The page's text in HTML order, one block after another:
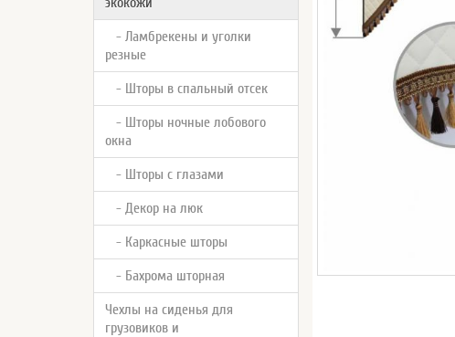
- Ламбрекены и уголки
резные
- Шторы в спальный отсек
- Шторы ночные лобового
окна
- Шторы с глазами
- Декор на люк
- Каркасные шторы
- Бахрома шторная
Чехлы на сиденья для
грузовиков и